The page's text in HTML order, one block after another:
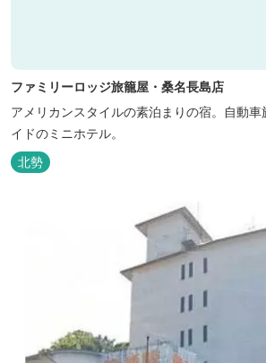
ファミリーロッジ旅籠屋・桑名長島店
アメリカンスタイルの素泊まりの宿。自動
イドのミニホテル。
北勢